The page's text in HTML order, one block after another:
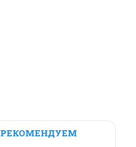
РЕКОМЕНДУЕМ